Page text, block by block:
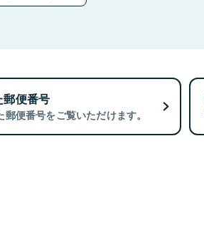
郵便番号
便番号をご覧いただけます。